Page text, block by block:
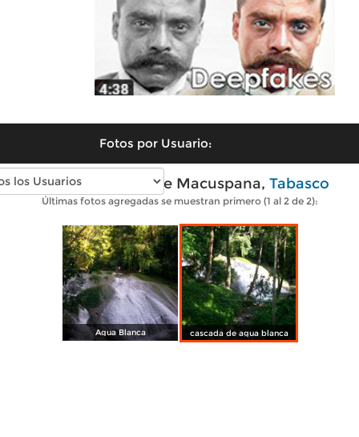
Fotos por Usuario:
Fotos modernas de Macuspana, Tabasco
Últimas fotos agregadas se muestran primero (1 al 2 de 2):
Agua Blanca cascada de agua blanca